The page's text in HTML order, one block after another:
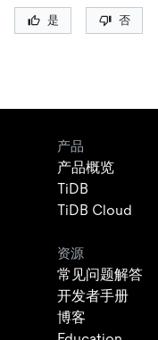
是 否
产品
产品概览
TiDB
TiDB Cloud
资源
常见问题解答
开发者手册
博客